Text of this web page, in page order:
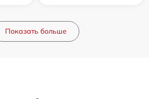
Показать больше